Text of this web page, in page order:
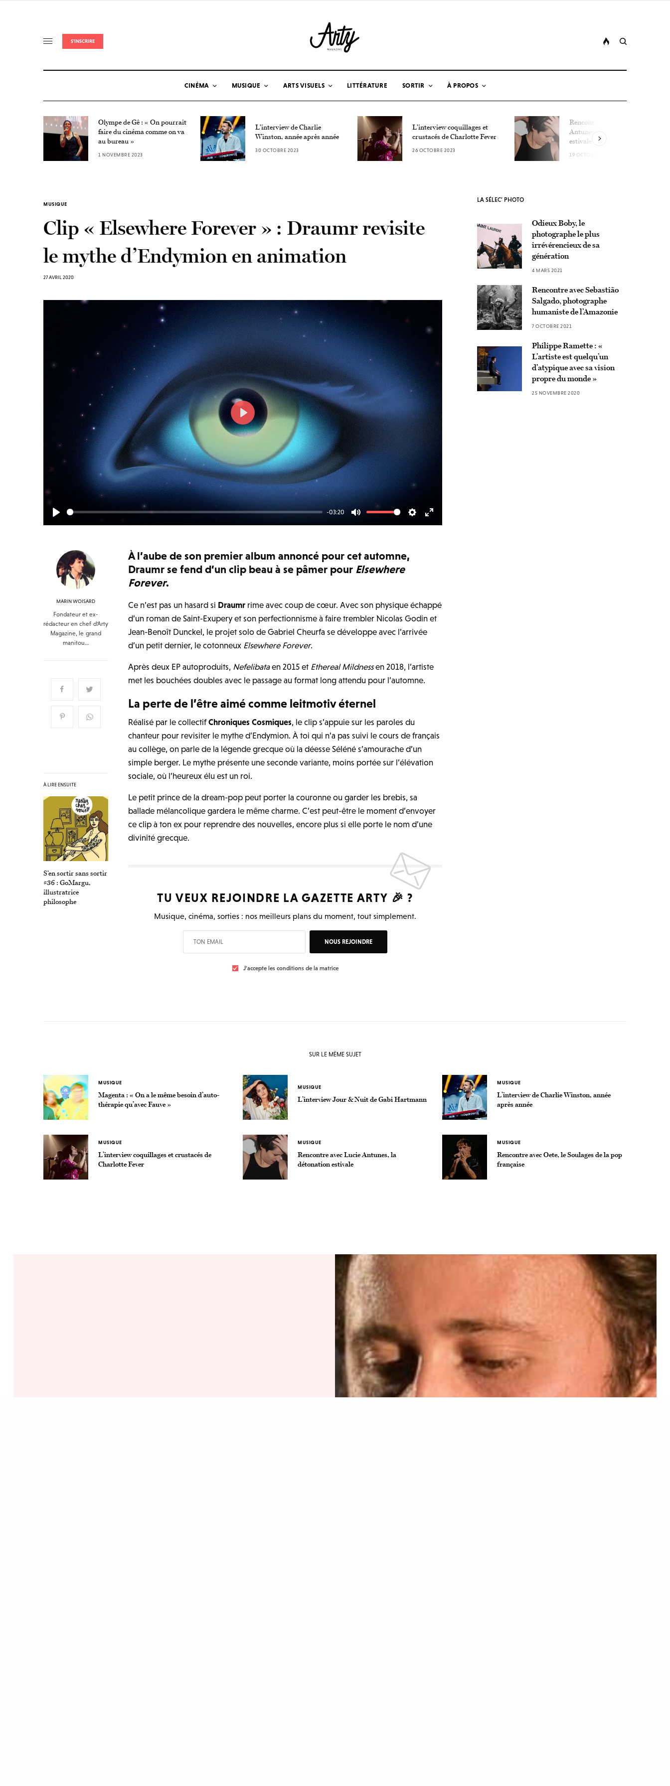
S'INSCRIRE
CINÉMA MUSIQUE ARTS VISUELS LITTÉRATURE SORTIR À PROPOS
Olympe de Gê : « On pourrait
faire du cinéma comme on va
au bureau »
1 NOVEMBRE 2023
L’interview de Charlie
Winston, année après année
30 OCTOBRE 2023
L’interview coquillages et
crustacés de Charlotte Fever
26 OCTOBRE 2023
Rencontre avec Lucie
Antunes, la détonation
estivale
19 OCTOBRE 2023
MUSIQUE
Clip « Elsewhere Forever » : Draumr revisite
le mythe d’Endymion en animation
27 AVRIL 2020
Play
-03:20
Mute Settings
Enter
Play
MARIN WOISARD
Fondateur et ex-
rédacteur en chef d'Arty
Magazine, le grand
manitou…
À LIRE ENSUITE
S’en sortir sans sortir
#36 : GoMargu,
illustratrice
philosophe
À l’aube de son premier album annoncé pour cet automne,
Draumr se fend d’un clip beau à se pâmer pour Elsewhere
Forever.
Ce n’est pas un hasard si Draumr rime avec coup de cœur. Avec son physique échappé
d’un roman de Saint-Exupery et son perfectionnisme à faire trembler Nicolas Godin et
Jean-Benoît Dunckel, le projet solo de Gabriel Cheurfa se développe avec l’arrivée
d’un petit dernier, le cotonneux Elsewhere Forever.
Après deux EP autoproduits, Nefelibataen 2015 et Ethereal Mildnessen 2018, l’artiste
met les bouchées doubles avec le passage au format long attendu pour l’automne.
La perte de l’être aimé comme leitmotiv éternel
Réalisé par le collectifChroniques Cosmiques, le clip s’appuie sur les paroles du
chanteur pour revisiter le mythe d’Endymion. À toi qui n’a pas suivi le cours de français
au collège, on parle de la légende grecque où la déesse Séléné s’amourache d’un
simple berger. Le mythe présente une seconde variante, moins portée sur l’élévation
sociale, où l’heureux élu est un roi.
Le petit prince de la dream-pop peut porter la couronne ou garder les brebis, sa
ballade mélancolique gardera le même charme. C’est peut-être le moment d’envoyer
ce clip à ton ex pour reprendre des nouvelles, encore plus si elle porte le nom d’une
divinité grecque.
TU VEUX REJOINDRE LAGAZETTE ARTY 🎉 ?
Musique, cinéma, sorties : nos meilleurs plans du moment, tout simplement.
NOUS REJOINDRE
J'accepte les conditions de la matrice
LA SÉLEC’ PHOTO
Odieux Boby, le
photographe le plus
irrévérencieux de sa
génération
4 MARS 2021
Rencontre avec Sebastião
Salgado, photographe
humaniste de l’Amazonie
7 OCTOBRE 2021
Philippe Ramette : «
L’artiste est quelqu’un
d’atypique avec sa vision
propre du monde »
25 NOVEMBRE 2020
SUR LE MÊME SUJET
MUSIQUE
Magenta : « On a le même besoin d’auto-
thérapie qu’avec Fauve »
MUSIQUE
L’interview Jour & Nuit de Gabi Hartmann
MUSIQUE
L’interview de Charlie Winston, année
après année
MUSIQUE
L’interview coquillages et crustacés de
Charlotte Fever
MUSIQUE
Rencontre avec Lucie Antunes, la
détonation estivale
MUSIQUE
Rencontre avec Oete, le Soulages de la pop
française